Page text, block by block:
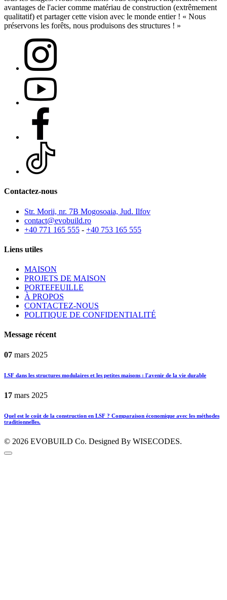
avantages de l'acier comme matériau de construction (extrêmement
qualitatif) et partager cette vision avec le monde entier ! « Nous
préservons les forêts, nous produisons des structures ! »
Contactez-nous
Str. Morii, nr. 7B Mogosoaia, Jud. Ilfov
contact@evobuild.ro
+40 771 165 555 - +40 753 165 555
Liens utiles
MAISON
PROJETS DE MAISON
PORTEFEUILLE
À PROPOS
CONTACTEZ-NOUS
POLITIQUE DE CONFIDENTIALITÉ
Message récent
07 mars 2025
LSF dans les structures modulaires et les petites maisons : l'avenir de la vie durable
17 mars 2025
Quel est le coût de la construction en LSF ? Comparaison économique avec les méthodes
traditionnelles.
© 2026 EVOBUILD Co. Designed By WISECODES.